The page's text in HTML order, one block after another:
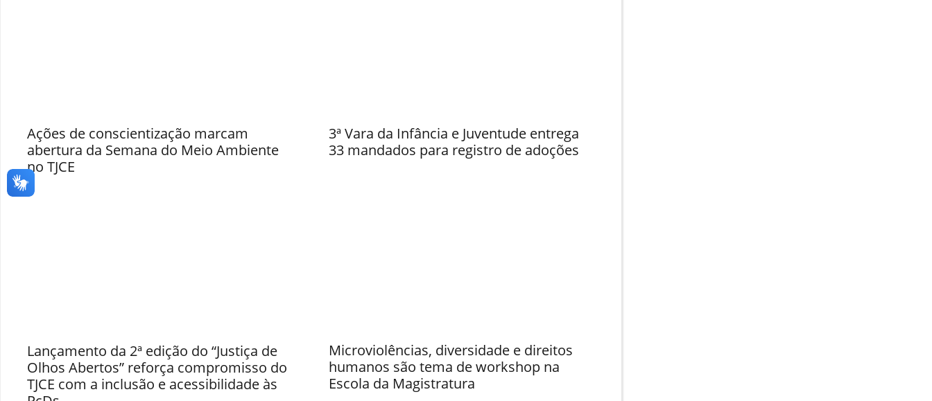
Ações de conscientização marcam
abertura da Semana do Meio Ambiente
no TJCE
3ª Vara da Infância e Juventude entrega
33 mandados para registro de adoções
Lançamento da 2ª edição do “Justiça de
Olhos Abertos” reforça compromisso do
TJCE com a inclusão e acessibilidade às
Microviolências, diversidade e direitos
humanos são tema de workshop na
Escola da Magistratura